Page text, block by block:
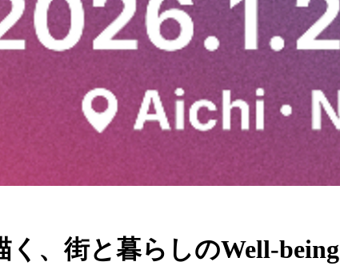
、街と暮らしのWell-being